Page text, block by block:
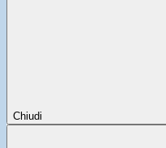
Chiudi